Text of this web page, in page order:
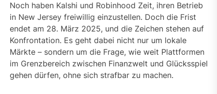
Noch haben Kalshi und Robinhood Zeit, ihren Betrieb
in New Jersey freiwillig einzustellen. Doch die Frist
endet am 28. März 2025, und die Zeichen stehen auf
Konfrontation. Es geht dabei nicht nur um lokale
Märkte – sondern um die Frage, wie weit Plattformen
im Grenzbereich zwischen Finanzwelt und Glücksspiel
gehen dürfen, ohne sich strafbar zu machen.